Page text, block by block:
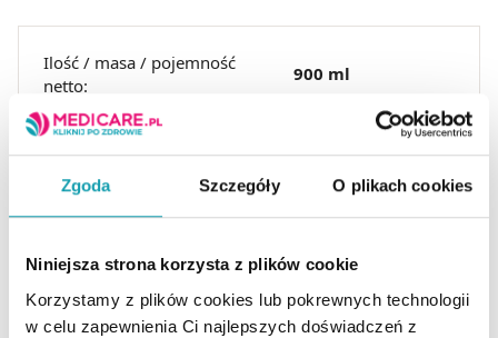
Zgoda Szczegóły O plikach cookies
Niniejsza strona korzysta z plików cookie
Korzystamy z plików cookies lub pokrewnych technologii
w celu zapewnienia Ci najlepszych doświadczeń z
Ilość / masa / pojemność
netto:
900 ml
Marka:
Rejestracja produktu:
odpowiedzialny:
BEIERSDORF
Postać: